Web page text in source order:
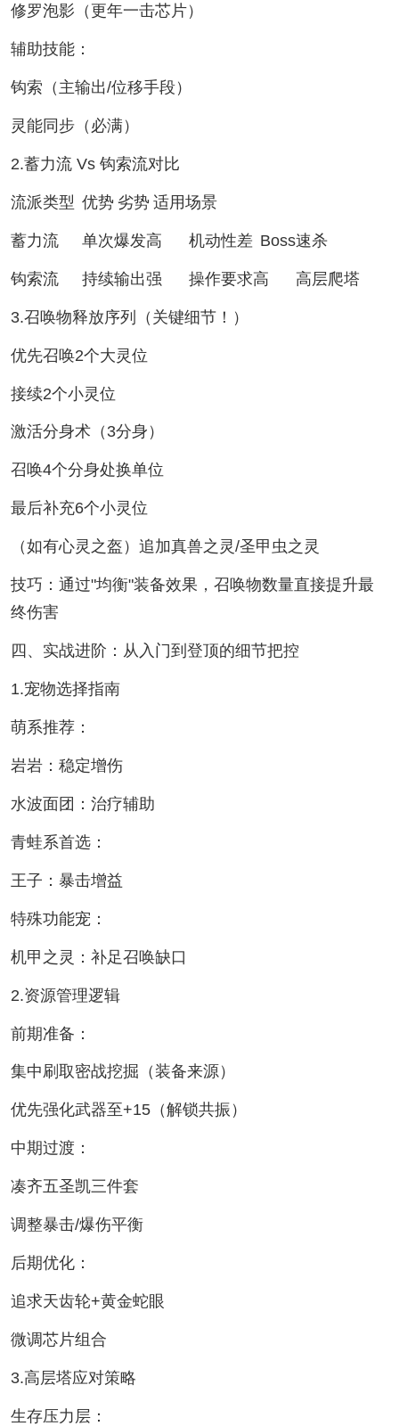
修罗泡影（更年一击芯片）
辅助技能：
钩索（主输出/位移手段）
灵能同步（必满）
2.蓄力流 Vs 钩索流对比
流派类型 优势 劣势 适用场景
蓄力流 单次爆发高 机动性差 Boss速杀
钩索流 持续输出强 操作要求高 高层爬塔
3.召唤物释放序列（关键细节！）
优先召唤2个大灵位
接续2个小灵位
激活分身术（3分身）
召唤4个分身处换单位
最后补充6个小灵位
（如有心灵之盔）追加真兽之灵/圣甲虫之灵
技巧：通过"均衡"装备效果，召唤物数量直接提升最
终伤害
四、实战进阶：从入门到登顶的细节把控
1.宠物选择指南
萌系推荐：
岩岩：稳定增伤
水波面团：治疗辅助
青蛙系首选：
王子：暴击增益
特殊功能宠：
机甲之灵：补足召唤缺口
2.资源管理逻辑
前期准备：
集中刷取密战挖掘（装备来源）
优先强化武器至+15（解锁共振）
中期过渡：
凑齐五圣凯三件套
调整暴击/爆伤平衡
后期优化：
追求天齿轮+黄金蛇眼
微调芯片组合
3.高层塔应对策略
生存压力层：